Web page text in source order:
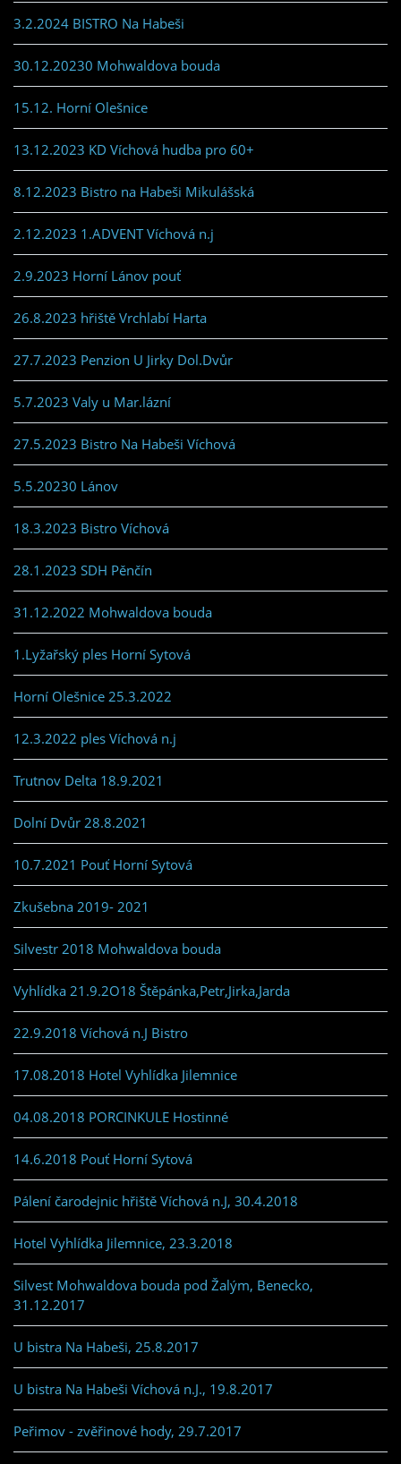
3.2.2024 BISTRO Na Habeši
30.12.20230 Mohwaldova bouda
15.12. Horní Olešnice
13.12.2023 KD Víchová hudba pro 60+
8.12.2023 Bistro na Habeši Mikulášská
2.12.2023 1.ADVENT Víchová n.j
2.9.2023 Horní Lánov pouť
26.8.2023 hřiště Vrchlabí Harta
27.7.2023 Penzion U Jirky Dol.Dvůr
5.7.2023 Valy u Mar.lázní
27.5.2023 Bistro Na Habeši Víchová
5.5.20230 Lánov
18.3.2023 Bistro Víchová
28.1.2023 SDH Pěnčín
31.12.2022 Mohwaldova bouda
1.Lyžařský ples Horní Sytová
Horní Olešnice 25.3.2022
12.3.2022 ples Víchová n.j
Trutnov Delta 18.9.2021
Dolní Dvůr 28.8.2021
10.7.2021 Pouť Horní Sytová
Zkušebna 2019- 2021
Silvestr 2018 Mohwaldova bouda
Vyhlídka 21.9.2O18 Štěpánka,Petr,Jirka,Jarda
22.9.2018 Víchová n.J Bistro
17.08.2018 Hotel Vyhlídka Jilemnice
04.08.2018 PORCINKULE Hostinné
14.6.2018 Pouť Horní Sytová
Pálení čarodejnic hřiště Víchová n.J, 30.4.2018
Hotel Vyhlídka Jilemnice, 23.3.2018
Silvest Mohwaldova bouda pod Žalým, Benecko,
31.12.2017
U bistra Na Habeši, 25.8.2017
U bistra Na Habeši Víchová n.J., 19.8.2017
Peřimov - zvěřinové hody, 29.7.2017